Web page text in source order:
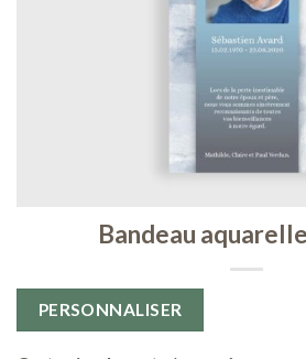
Bandeau
PERSONNALISER